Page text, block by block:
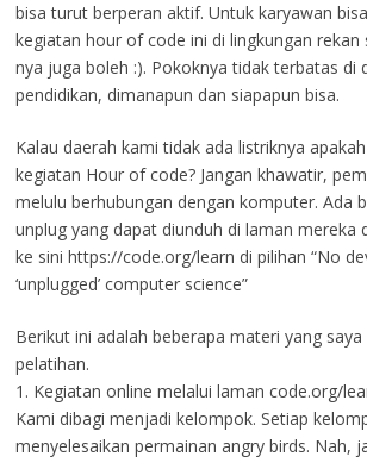
bisa turut berperan aktif. Untuk karyawan
kegiatan hour of code ini di lingkungan rekan
nya juga boleh :). Pokoknya tidak terbatas di
pendidikan, dimanapun dan siapapun bisa.
Kalau daerah kami tidak ada listriknya
kegiatan Hour of code? Jangan khawatir,
melulu berhubungan dengan komputer. Ada
unplug yang dapat diunduh di laman mereka
ke sini https://code.org/learn di pilihan “No
‘unplugged’ computer science”
Berikut ini adalah beberapa materi yang
pelatihan.
1. Kegiatan online melalui laman code.org/
Kami dibagi menjadi kelompok. Setiap
menyelesaikan permainan angry birds. Nah,